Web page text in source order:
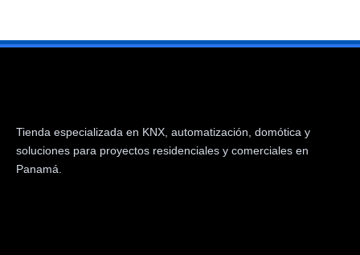
Tienda especializada en KNX, automatización, domótica y
soluciones para proyectos residenciales y comerciales en
Panamá.